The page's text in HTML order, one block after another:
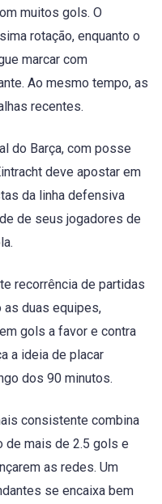
muitos gols. O
rotação, enquanto o
marcar com
Ao mesmo tempo, as
recentes.
do Barça, com posse
deve apostar em
da linha defensiva
de seus jogadores de
recorrência de partidas
as duas equipes,
gols a favor e contra
a ideia de placar
dos 90 minutos.
consistente combina
de mais de 2.5 gols e
as redes. Um
se encaixa bem